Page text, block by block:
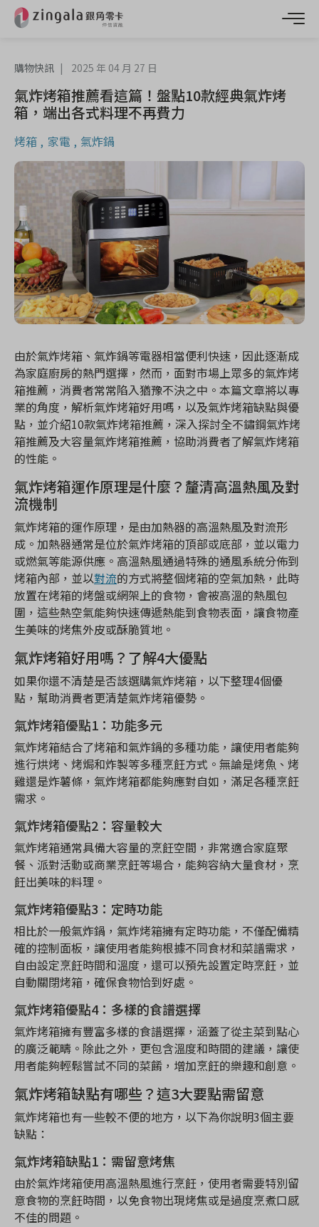
購物快訊 2025 年 04 月 27 日
氣炸烤箱推薦看這篇！盤點10款經典氣炸烤
箱，端出各式料理不再費力
烤箱 家電 氣炸鍋
由於氣炸烤箱、氣炸鍋等電器相當便利快速，因此逐漸成
為家庭廚房的熱門選擇，然而，面對市場上眾多的氣炸烤
箱推薦，消費者常常陷入猶豫不決之中。本篇文章將以專
業的角度，解析氣炸烤箱好用嗎，以及氣炸烤箱缺點與優
點，並介紹10款氣炸烤箱推薦，深入探討全不鏽鋼氣炸烤
箱推薦及大容量氣炸烤箱推薦，協助消費者了解氣炸烤箱
的性能。
氣炸烤箱運作原理是什麼？釐清高溫熱風及對
流機制
氣炸烤箱的運作原理，是由加熱器的高溫熱風及對流形
成。加熱器通常是位於氣炸烤箱的頂部或底部，並以電力
或燃氣等能源供應。高溫熱風通過特殊的通風系統分佈到
烤箱內部，並以對流的方式將整個烤箱的空氣加熱，此時
放置在烤箱的烤盤或網架上的食物，會被高溫的熱風包
圍，這些熱空氣能夠快速傳遞熱能到食物表面，讓食物產
生美味的烤焦外皮或酥脆質地。
氣炸烤箱好用嗎？了解4大優點
如果你還不清楚是否該選購氣炸烤箱，以下整理4個優
點，幫助消費者更清楚氣炸烤箱優勢。
氣炸烤箱優點1：功能多元
氣炸烤箱結合了烤箱和氣炸鍋的多種功能，讓使用者能夠
進行烘烤、烤焗和炸製等多種烹飪方式。無論是烤魚、烤
雞還是炸薯條，氣炸烤箱都能夠應對自如，滿足各種烹飪
需求。
氣炸烤箱優點2：容量較大
氣炸烤箱通常具備大容量的烹飪空間，非常適合家庭聚
餐、派對活動或商業烹飪等場合，能夠容納大量食材，烹
飪出美味的料理。
氣炸烤箱優點3：定時功能
相比於一般氣炸鍋，氣炸烤箱擁有定時功能，不僅配備精
確的控制面板，讓使用者能夠根據不同食材和菜譜需求，
自由設定烹飪時間和溫度，還可以預先設置定時烹飪，並
自動關閉烤箱，確保食物恰到好處。
氣炸烤箱優點4：多樣的食譜選擇
氣炸烤箱擁有豐富多樣的食譜選擇，涵蓋了從主菜到點心
的廣泛範疇。除此之外，更包含溫度和時間的建議，讓使
用者能夠輕鬆嘗試不同的菜餚，增加烹飪的樂趣和創意。
氣炸烤箱缺點有哪些？這3大要點需留意
氣炸烤箱也有一些較不便的地方，以下為你說明3個主要
缺點：
氣炸烤箱缺點1：需留意烤焦
由於氣炸烤箱使用高溫熱風進行烹飪，使用者需要特別留
意食物的烹飪時間，以免食物出現烤焦或是過度烹煮口感
不佳的問題。